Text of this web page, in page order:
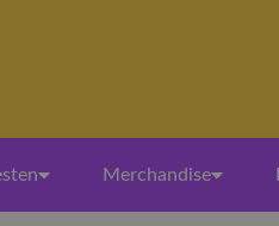
Merchandise